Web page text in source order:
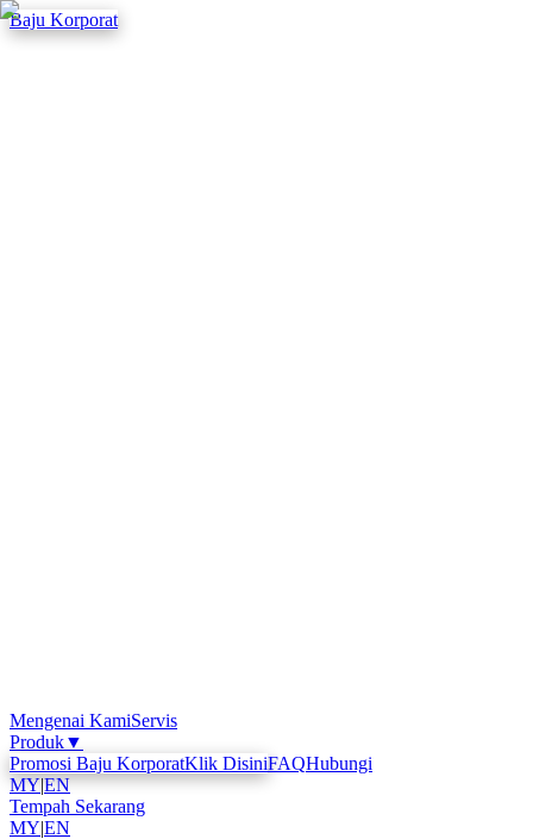
Baju Korporat
Mengenai KamiServis
Produk▼
Promosi Baju KorporatKlik DisiniFAQHubungi
MY|EN
Tempah Sekarang
MY|EN